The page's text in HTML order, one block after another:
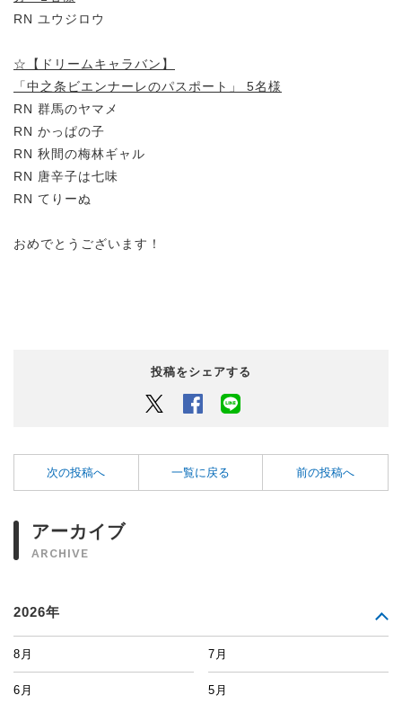
RN ユウジロウ
☆【ドリームキャラバン】
「中之条ビエンナーレのパスポート」 5名様
RN 群馬のヤマメ
RN かっぱの子
RN 秋間の梅林ギャル
RN 唐辛子は七味
RN てりーぬ
おめでとうございます！
投稿をシェアする
Twitter Facebook
次の投稿へ 一覧に戻る 前の投稿へ
アーカイブ
ARCHIVE
2026年
8月 7月
6月 5月